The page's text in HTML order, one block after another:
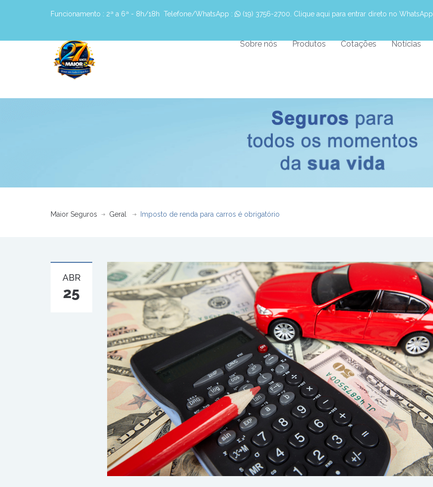
Funcionamento : 2ª a 6ª - 8h/18h Telefone/WhatsApp : (19) 3756-2700. Clique aqui para entrar direto no WhatsApp.
Sobre nós Produtos Cotações Notícias
Maior Seguros Geral Imposto de renda para carros é obrigatório
ABR
25